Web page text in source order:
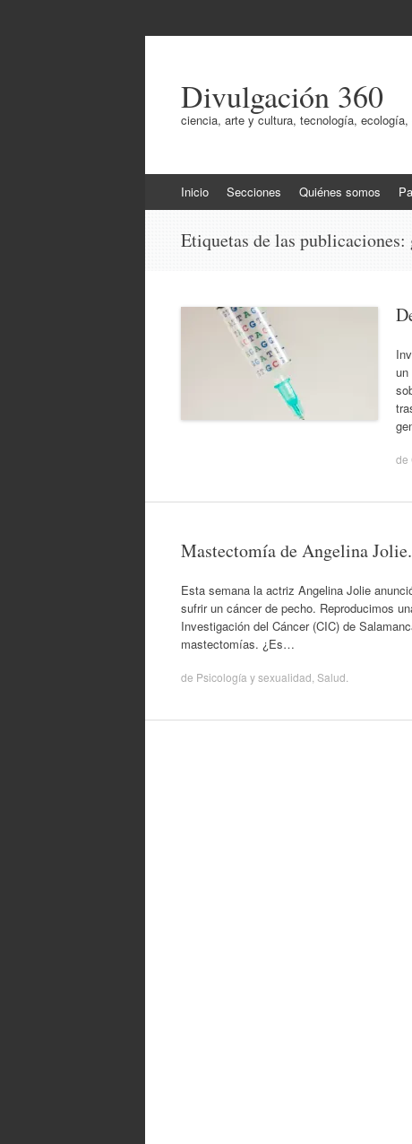
Divulgación 360
ciencia, arte y cultura, tecnología,
al
Inicio Secciones Quiénes somos
Etiquetas de las publicaciones:
un
de
Mastectomía de Angelina
Esta semana la actriz Angelina Jolie
sufrir un cáncer de pecho. Reproducimos
Investigación del Cáncer (CIC) de
mastectomías. ¿Es…
de Psicología y sexualidad Salud